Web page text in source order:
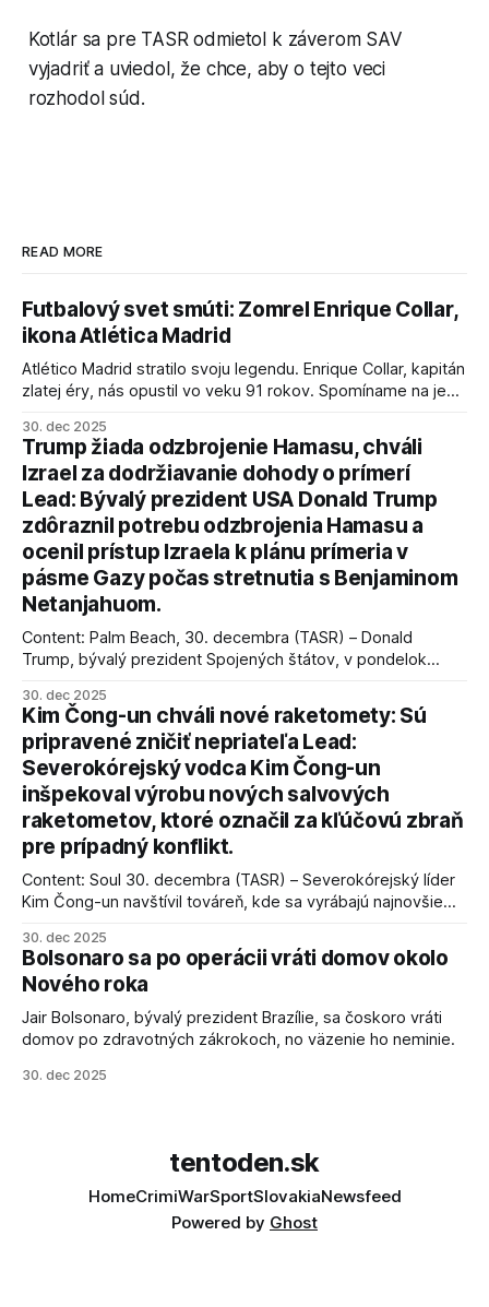
Kotlár sa pre TASR odmietol k záverom SAV
vyjadriť a uviedol, že chce, aby o tejto veci
rozhodol súd.
READ MORE
Futbalový svet smúti: Zomrel Enrique Collar,
ikona Atlética Madrid
Atlético Madrid stratilo svoju legendu. Enrique Collar, kapitán
zlatej éry, nás opustil vo veku 91 rokov. Spomíname na jeho
30. dec 2025
Trump žiada odzbrojenie Hamasu, chváli
Izrael za dodržiavanie dohody o prímerí
Lead: Bývalý prezident USA Donald Trump
zdôraznil potrebu odzbrojenia Hamasu a
ocenil prístup Izraela k plánu prímeria v
pásme Gazy počas stretnutia s Benjaminom
Netanjahuom.
Content: Palm Beach, 30. decembra (TASR) – Donald
Trump, bývalý prezident Spojených štátov, v pondelok
kľúčové pre úspešné dosiahnutie prímeria v Gaze. Agentúra
AFP informuje, že Trump vyjadril presvedčenie, že Izrael plní
podmienky dohody o prí
30. dec 2025
Kim Čong-un chváli nové raketomety: Sú
pripravené zničiť nepriateľa Lead:
Severokórejský vodca Kim Čong-un
inšpekoval výrobu nových salvových
raketometov, ktoré označil za kľúčovú zbraň
pre prípadný konflikt.
Content: Soul 30. decembra (TASR) – Severokórejský líder
Kim Čong-un navštívil továreň, kde sa vyrábajú najnovšie
schopnosti. Informovali o tom štátne médiá KĽDR, na ktoré
sa odvoláva agentúra AFP.
30. dec 2025
Bolsonaro sa po operácii vráti domov okolo
Nového roka
Jair Bolsonaro, bývalý prezident Brazílie, sa čoskoro vráti
domov po zdravotných zákrokoch, no väzenie ho neminie.
30. dec 2025
tentoden.sk
HomeCrimiWarSportSlovakiaNewsfeed
Powered by Ghost